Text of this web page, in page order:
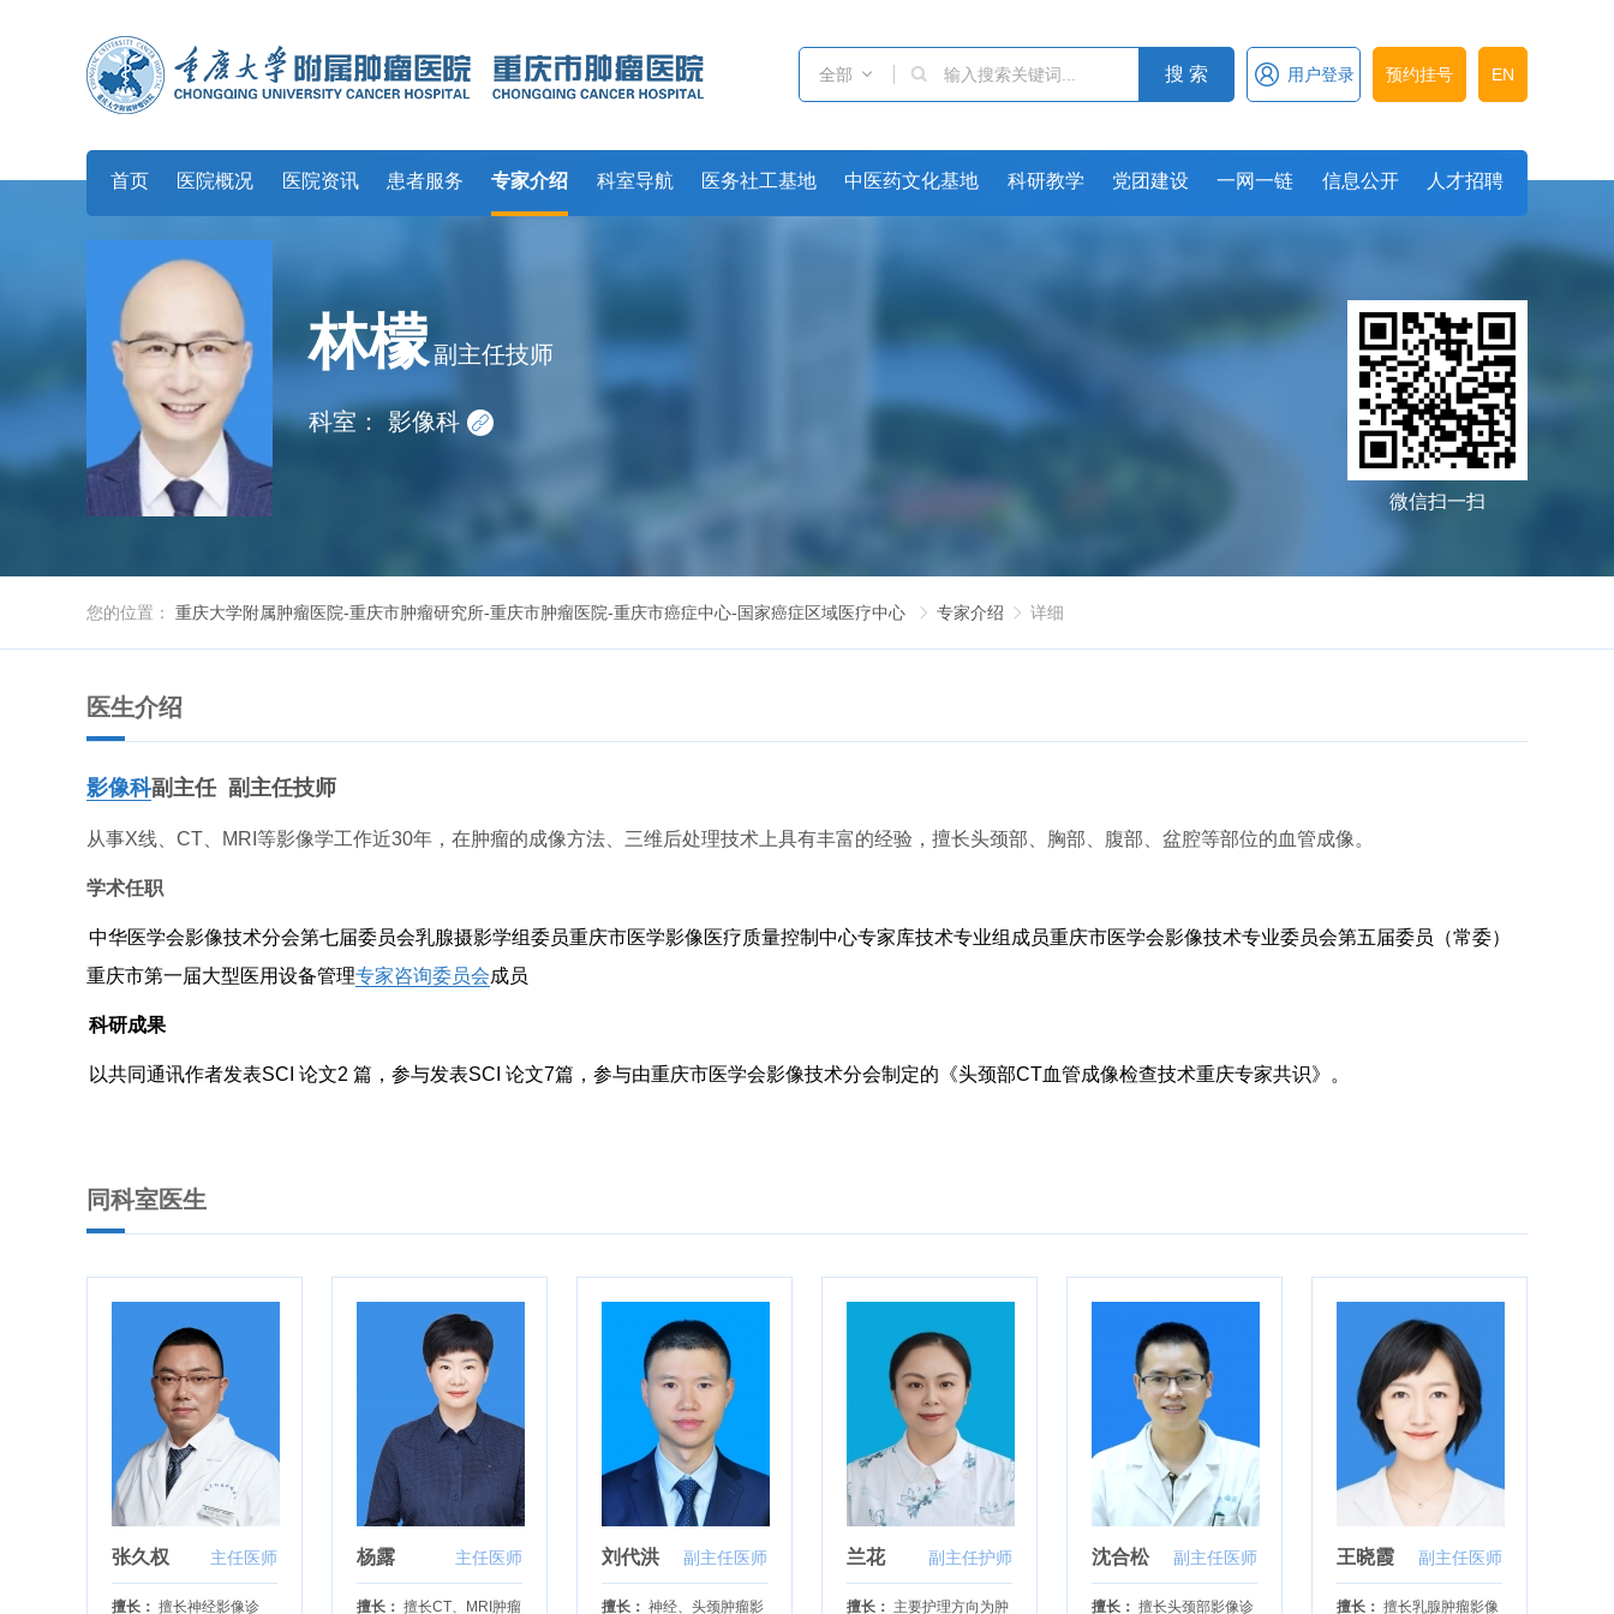
EN
预约挂号
 用户登录
全部  搜 索
首页 医院概况 医院资讯 患者服务 专家介绍 科室导航 医务社工基地 中医药文化基地 科研教学 党团建设 一网一链 信息公开 人才招聘
微信扫一扫
林檬副主任技师
科室： 影像科 
您的位置： 重庆大学附属肿瘤医院-重庆市肿瘤研究所-重庆市肿瘤医院-重庆市癌症中心-国家癌症区域医疗中心  专家介绍  详细
医生介绍
影像科副主任 副主任技师
从事X线、CT、MRI等影像学工作近30年，在肿瘤的成像方法、三维后处理技术上具有丰富的经验，擅长头颈部、胸部、腹部、盆腔等部位的血管成像。
学术任职
中华医学会影像技术分会第七届委员会乳腺摄影学组委员重庆市医学影像医疗质量控制中心专家库技术专业组成员重庆市医学会影像技术专业委员会第五届委员（常委）
重庆市第一届大型医用设备管理专家咨询委员会成员
科研成果
以共同通讯作者发表SCI 论文2 篇，参与发表SCI 论文7篇 ， 参与由重庆市医学会影像技术分会制定的《头颈部CT血管成像检查技术重庆专家共识》。
同科室医生
张久权 主任医师
擅长： 擅长神经影像诊
杨露 主任医师
擅长： 擅长CT、MRI肿瘤
刘代洪 副主任医师
擅长： 神经、头颈肿瘤影
兰花 副主任护师
擅长： 主要护理方向为肿
沈合松 副主任医师
擅长： 擅长头颈部影像诊
王晓霞 副主任医师
擅长： 擅长乳腺肿瘤影像